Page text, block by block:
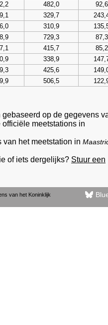
482,0 92,6
329,7
310,9
729,3 87,3
415,7 85,2
338,9
425,6
506,5
op de gegevens
meetstations in
van het meetstation in
of iets dergelijks? Stuur een
van het Koninklijk